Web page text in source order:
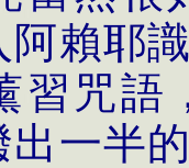
阿賴耶
習咒語
出一半